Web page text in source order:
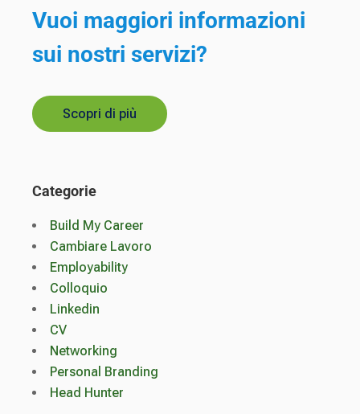
Vuoi maggiori informazioni
sui nostri servizi?
Scopri di più
Categorie
Build My Career
Cambiare Lavoro
Employability
Colloquio
Linkedin
CV
Networking
Personal Branding
Head Hunter